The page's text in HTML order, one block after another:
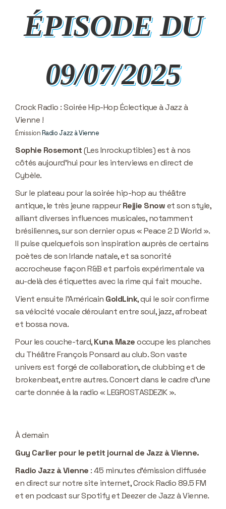
ÉPISODE DU
09/07/2025
Crock Radio : Soirée Hip-Hop Éclectique à Jazz à
Vienne !
ÉmissionRadio Jazz à Vienne
Sophie Rosemont(Les Inrockuptibles) est à nos
côtés aujourd’hui pour les interviews en direct de
Cybèle.
Sur le plateau pour la soirée hip-hop au théâtre
antique, le très jeune rappeurRejjie Snowet son style,
alliant diverses influences musicales, notamment
brésiliennes, sur son dernier opus « Peace 2 D World ».
Il puise quelquefois son inspiration auprès de certains
poètes de son Irlande natale, et sa sonorité
accrocheuse façon R&B et parfois expérimentale va
au-delà des étiquettes avec la rime qui fait mouche.
Vient ensuite l'Américain GoldLink, qui le soir confirme
sa vélocité vocale déroulant entre soul, jazz, afrobeat
et bossa nova.
Pour les couche-tard,Kuna Mazeoccupe les planches
du Théâtre François Ponsard au club. Son vaste
univers est forgé de collaboration, de clubbing et de
brokenbeat, entre autres. Concert dans le cadre d’une
carte donnée à la radio « LEGROSTASDEZIK ».
À demain
Guy Carlier pour le petit journal de Jazz à Vienne.
Radio Jazz à Vienne : 45 minutes d’émission diffusée
en direct sur notre site internet, Crock Radio 89.5 FM
et en podcast sur Spotify et Deezer de Jazz à Vienne.